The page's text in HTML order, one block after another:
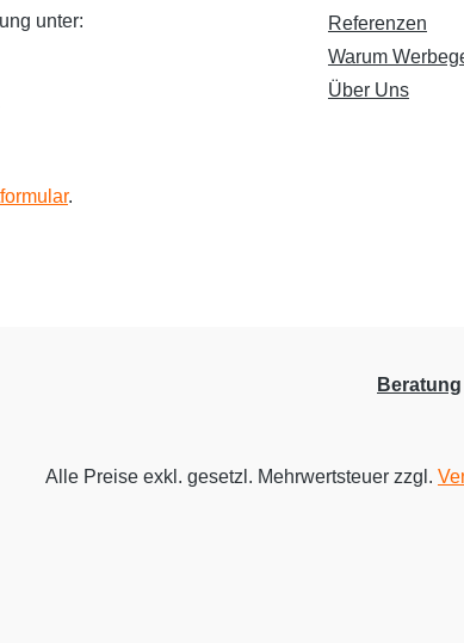
unter:
.
Referenzen
Warum
Über Uns
Beratung
Alle Preise exkl. gesetzl. Mehrwertsteuer zzgl.